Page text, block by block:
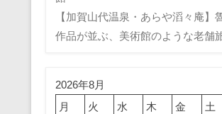
【加賀山代温泉・あらや滔々庵】
作品が並ぶ、美術館のような老舗
2026年8月
月
火 水 木 金 土